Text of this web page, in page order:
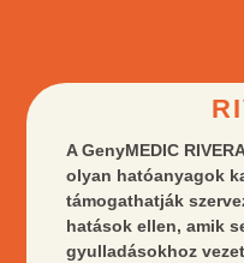
A GenyMEDIC
olyan hatóanyagok
támogathatják
hatások ellen, amik
gyulladásokhoz